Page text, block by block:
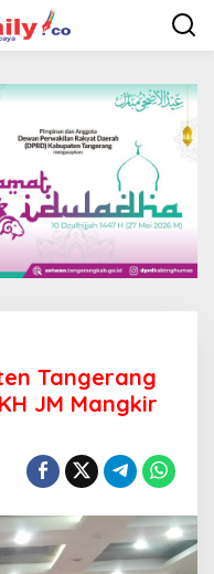
Tangerang
JM Mangkir